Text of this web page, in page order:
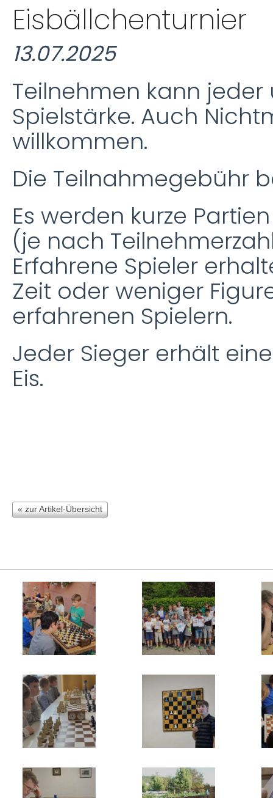
Eisbällchenturnier
13.07.2025
Teilnehmen kann
Spielstärke. Auch
willkommen.
Die Teilnahmegebühr
Es werden kurze
(je nach
Erfahrene Spieler
Zeit oder weniger
erfahrenen Spielern.
Jeder Sieger erhält
Eis.
« zur Artikel-Übersicht